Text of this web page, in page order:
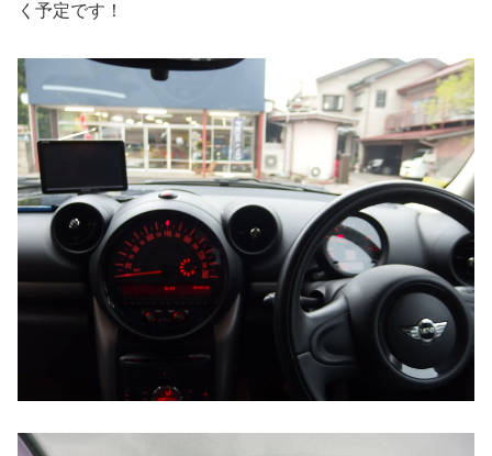
く予定です！